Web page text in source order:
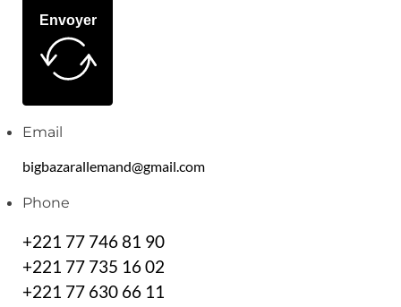
Envoyer
Email
bigbazarallemand@gmail.com
Phone
+221 77 746 81 90
+221 77 735 16 02
+221 77 630 66 11